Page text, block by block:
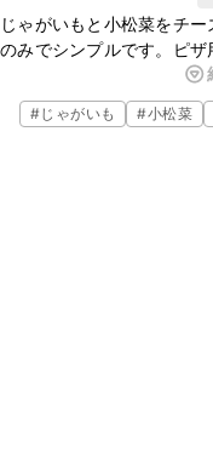
じゃがいもと小松菜をチ
のみでシンプルです。ピ
のほくほく感と小松菜の
出来ますので、是非お試し
#じゃがいも #小松菜